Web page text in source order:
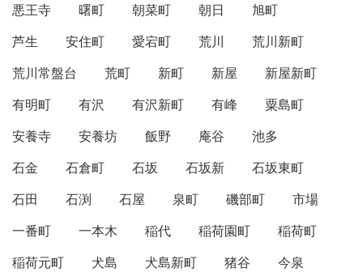
悪王寺
曙町 朝菜町 朝日
旭町
芦生
安住町 愛宕町 荒川
荒川新町
荒川常盤台
荒町 新町 新屋
新屋新町
有明町
有沢 有沢新町 有峰
粟島町
安養寺
安養坊 飯野 庵谷
池多
石金
石倉町 石坂 石坂新
石坂東町
石田
石渕 石屋 泉町 磯部町
市場
一番町
一本木 稲代 稲荷園町
稲荷町
稲荷元町
犬島 犬島新町 猪谷
今泉